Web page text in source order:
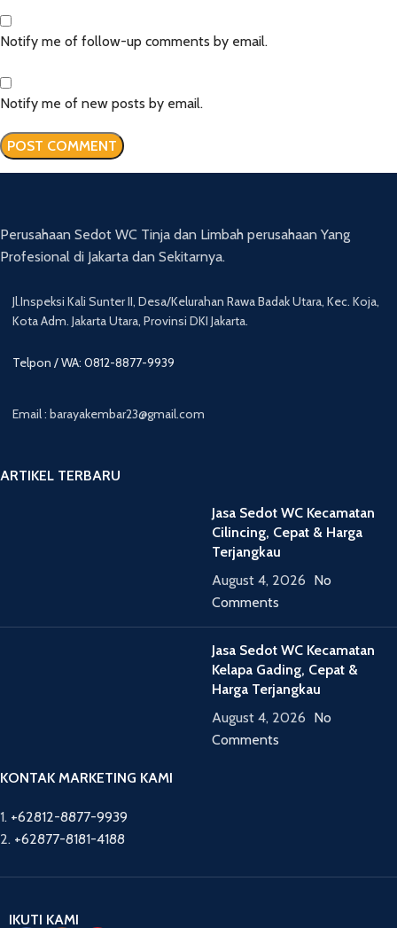
Notify me of follow-up comments by email.
Notify me of new posts by email.
Perusahaan Sedot WC Tinja dan Limbah perusahaan Yang
Profesional di Jakarta dan Sekitarnya.
Jl.Inspeksi Kali Sunter II, Desa/Kelurahan Rawa Badak Utara, Kec. Koja,
Kota Adm. Jakarta Utara, Provinsi DKI Jakarta.
Telpon / WA: 0812-8877-9939
Email : barayakembar23@gmail.com
ARTIKEL TERBARU
Jasa Sedot WC Kecamatan
Cilincing, Cepat & Harga
Terjangkau
August 4, 2026 No
Comments
Jasa Sedot WC Kecamatan
Kelapa Gading, Cepat &
Harga Terjangkau
August 4, 2026 No
Comments
KONTAK MARKETING KAMI
1. +62812-8877-9939
2. +62877-8181-4188
IKUTI KAMI